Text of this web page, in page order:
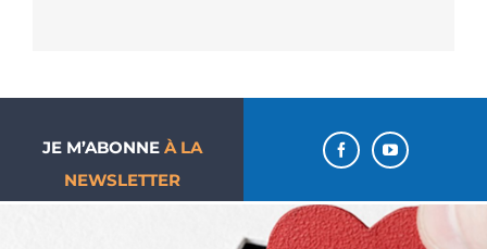
JE M’ABONNE À LA
NEWSLETTER